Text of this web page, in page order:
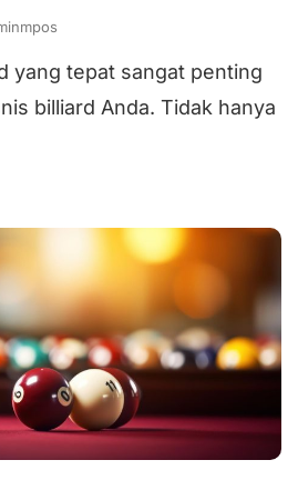
yang tepat sangat penting
billiard Anda. Tidak hanya